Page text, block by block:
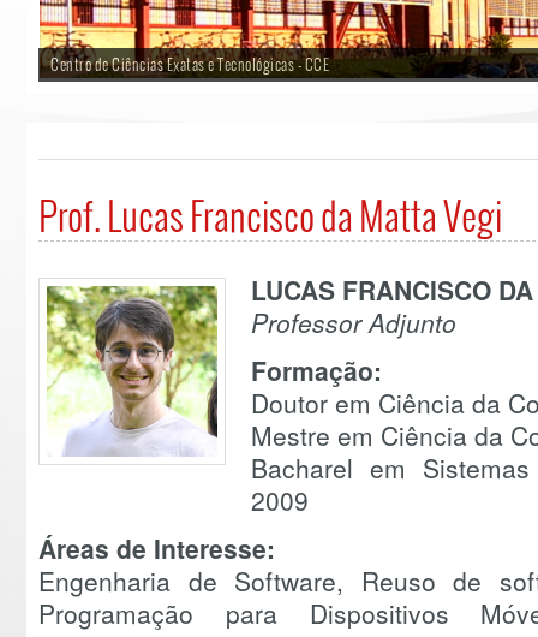
Centro de Ciências Exatas e Tecnológicas - CCE
Prof. Lucas Francisco da Matta Vegi
LUCAS FRANCISCO
Professor Adjunto
Formação:
Doutor em Ciência da
Mestre em Ciência da
Bacharel em
2009
Áreas de Interesse:
Engenharia de Software, Reuso de
Programação para Dispositivos